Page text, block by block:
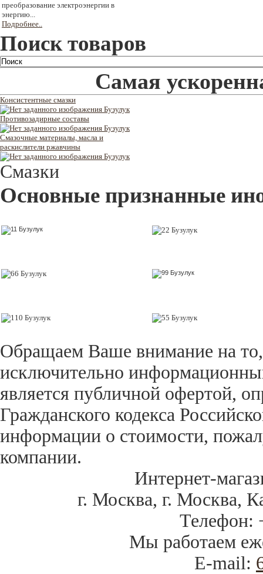
преобразование электроэнергии в
энергию...
Подробнее..
Поиск товаров
Самая
Консистентные смазки
Противозадирные составы
Смазочные материалы, масла и
раскислители ржавчины
Смазки
Основные признанные
Обращаем Ваше внимание на
исключительно
является публичной офертой,
Гражданского кодекса
информации о стоимости,
компании.
Интернет-
г. Москва,г. Москва,
Телефон:
Мы работаем
E-mail: